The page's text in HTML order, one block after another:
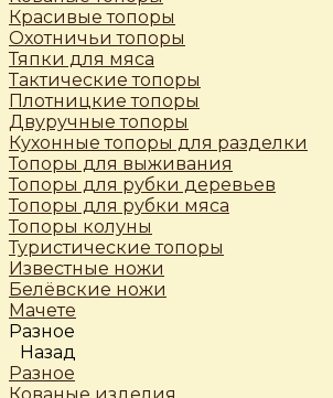
Красивые топоры
Охотничьи топоры
Тяпки для мяса
Тактические топоры
Плотницкие топоры
Двуручные топоры
Кухонные топоры для разделки
Топоры для выживания
Топоры для рубки деревьев
Топоры для рубки мяса
Топоры колуны
Туристические топоры
Известные ножи
Белёвские ножи
Мачете
Разное
Назад
Разное